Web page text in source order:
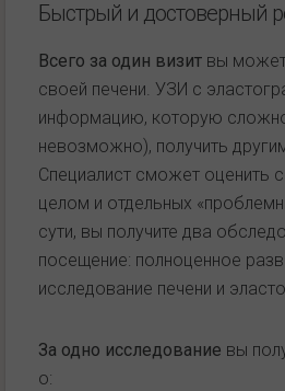
Быстрый и достоверный
Всего за один визит вы
своей печени. УЗИ с
информацию, которую
невозможно), получить
Специалист сможет оценить
целом и отдельных
сути, вы получите два
посещение: полноценное
исследование печени и
За одно исследование вы
о: